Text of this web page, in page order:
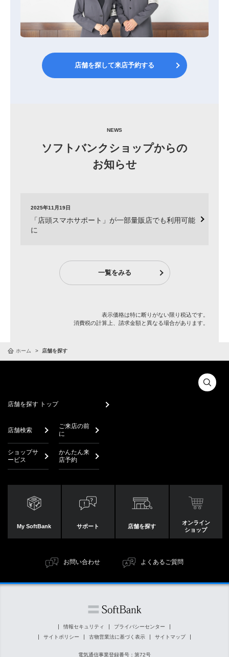
店舗を探して来店予約する
NEWS
ソフトバンクショップからの
お知らせ
2025年11月19日
「店頭スマホサポート」が一部量販店でも利用可能
に
一覧をみる
表示価格は特に断りがない限り税込です。
消費税の計算上、請求金額と異なる場合があります。
ホーム 店舗を探す
店舗を探す トップ
店舗検索
ご来店の前
に
ショップサ
ービス
かんたん来
店予約
My SoftBank サポート 店舗を探す
オンライン
ショップ
お問い合わせ よくあるご質問
情報セキュリティ
プライバシーセンター
サイトポリシー
古物営業法に基づく表示 サイトマップ
電気通信事業登録番号：第72号